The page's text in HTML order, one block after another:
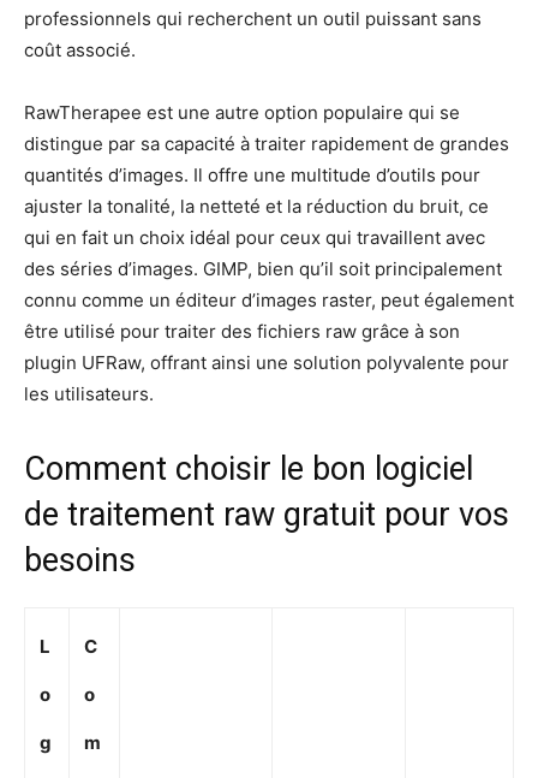
professionnels qui recherchent un outil puissant sans
coût associé.
RawTherapee est une autre option populaire qui se
distingue par sa capacité à traiter rapidement de grandes
quantités d’images. Il offre une multitude d’outils pour
ajuster la tonalité, la netteté et la réduction du bruit, ce
qui en fait un choix idéal pour ceux qui travaillent avec
des séries d’images. GIMP, bien qu’il soit principalement
connu comme un éditeur d’images raster, peut également
être utilisé pour traiter des fichiers raw grâce à son
plugin UFRaw, offrant ainsi une solution polyvalente pour
les utilisateurs.
Comment choisir le bon logiciel
de traitement raw gratuit pour vos
besoins
L
o
g
C
o
m